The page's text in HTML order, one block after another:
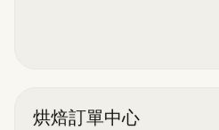
烘焙訂單中心